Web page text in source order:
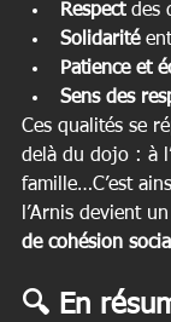
Respect des
Solidarité
Patience et
Sens des
Ces qualités se
delà du dojo : à
famille…C’est
l’Arnis devient un
de cohésion
🔍 En